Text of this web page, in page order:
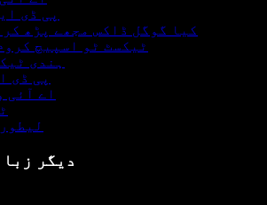
پی ڈی
کیا گوگل ڈاکس مجھے پڑھ
ٹیکسٹ ٹو اسپیچ
ہندی
پی ڈی
اے آئی
دیگر